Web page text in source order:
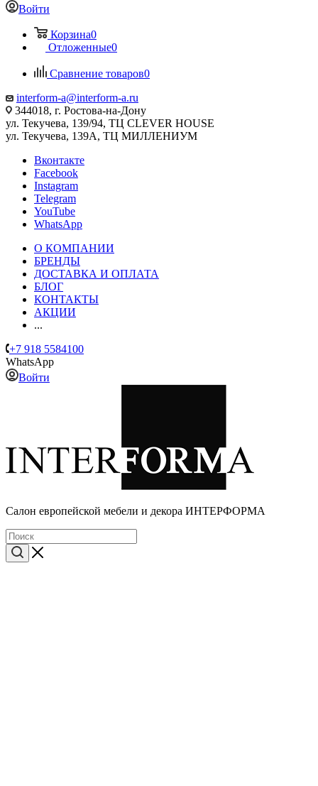
Войти
Корзина0
Отложенные0
Сравнение товаров0
interform-a@interform-a.ru
344018, г. Ростова-на-Дону
ул. Текучева, 139/94, ТЦ CLEVER HOUSE
ул. Текучева, 139А, ТЦ МИЛЛЕНИУМ
Вконтакте
Facebook
Instagram
Telegram
YouTube
WhatsApp
О КОМПАНИИ
БРЕНДЫ
ДОСТАВКА И ОПЛАТА
БЛОГ
КОНТАКТЫ
АКЦИИ
...
+7 918 5584100
WhatsApp
Войти
Cалон европейской мебели и декора ИНТЕРФОРМА